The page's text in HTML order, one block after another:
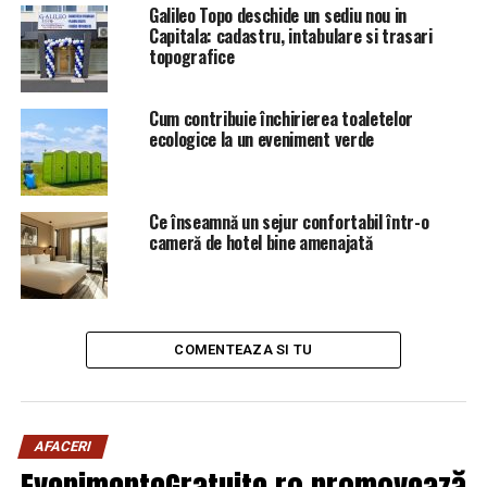
Creditele de angajament reprezintă principala formă de
execuţie bugetară multianuală. Practic, beneficiarii (în
general este vorba despre ministerul dezvoltării sau de
primării ori consilii judeţene) îşi asumă cheltuieli viitoare
pe care Guvernul e angajează că le va finanţa. Deşi
aceste credite nu se văd instant la cheltuieli, deci la
deficit, ele vor apărea, în timp şi pot creea probleme
mari. Printr-o astfel de situaţie a trecut, de exemplu,
China.
ARTICOLE PE ACEIASI TEMA:
Galileo Topo deschide un sediu nou in
Capitala: cadastru, intabulare si trasari
topografice
Cum contribuie închirierea toaletelor
ecologice la un eveniment verde
Ce înseamnă un sejur confortabil într-o
cameră de hotel bine amenajată
COMENTEAZA SI TU
AFACERI